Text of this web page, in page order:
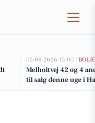
05-08-2026 13:00 |
Melholtvej 42 og 4
til salg denne uge i
I dag har han